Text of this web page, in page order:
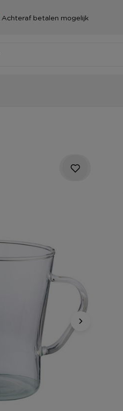
Achteraf betalen mogelijk